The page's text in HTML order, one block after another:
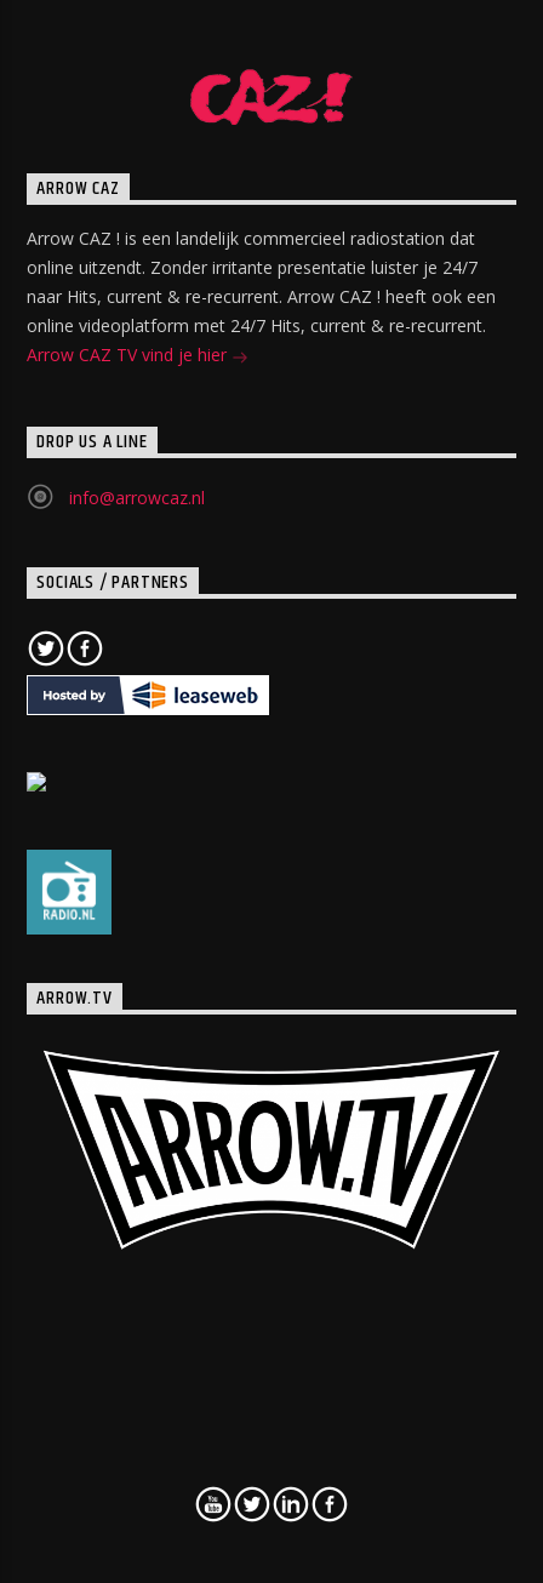
ARROW CAZ
Arrow CAZ ! is een landelijk commercieel radiostation dat
online uitzendt. Zonder irritante presentatie luister je 24/7
naar Hits, current & re-recurrent. Arrow CAZ ! heeft ook een
online videoplatform met 24/7 Hits, current & re-recurrent.
Arrow CAZ TV vind je hier
DROP US A LINE
info@arrowcaz.nl
SOCIALS / PARTNERS
ARROW.TV